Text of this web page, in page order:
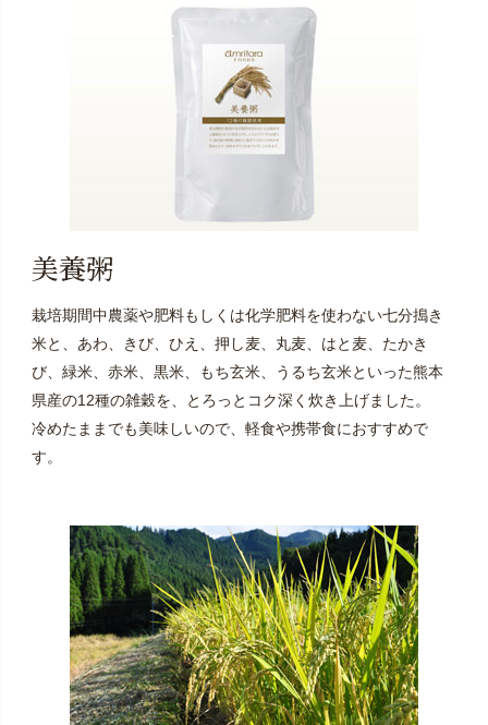
美養粥
栽培期間中農薬や肥料もしくは化学肥料を使わない七分搗き
米と、あわ、きび、ひえ、押し麦、丸麦、はと麦、たかき
び、緑米、赤米、黒米、もち玄米、うるち玄米といった熊本
県産の12種の雑穀を、とろっとコク深く炊き上げました。
冷めたままでも美味しいので、軽食や携帯食におすすめで
す。